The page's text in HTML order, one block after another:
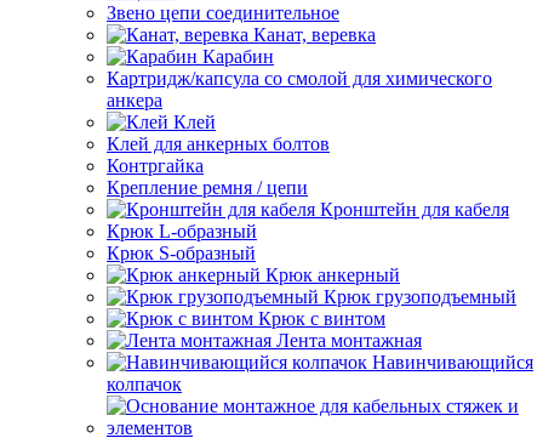
Звено цепи соединительное
Канат, веревка
Карабин
Картридж/капсула со смолой для химического
анкера
Клей
Клей для анкерных болтов
Контргайка
Крепление ремня / цепи
Кронштейн для кабеля
Крюк L-образный
Крюк S-образный
Крюк анкерный
Крюк грузоподъемный
Крюк с винтом
Лента монтажная
Навинчивающийся
колпачок